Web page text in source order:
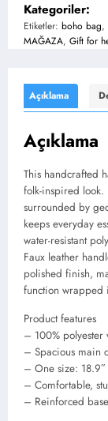
Kategoriler:
Etiketler: boho bag,
MAĞAZA, Gift for
Açıklama
Açıklama
This handcrafted
folk-inspired look.
surrounded by
keeps everyday
water-resistant
Faux leather
polished finish,
function wrapped
Product features
– 100%
– Spacious main
– One size: 18.9″
– Comfortable,
– Reinforced